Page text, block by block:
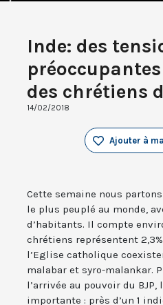
Inde: des
des chrétiens
14/02/2018
Ajouter à
Cette semaine nous
le plus peuplé au monde,
d’habitants. Il compte
chrétiens représentent
l’Eglise catholique
malabar et syro-malankar.
l’arrivée au pouvoir du
importante : près d’un 1